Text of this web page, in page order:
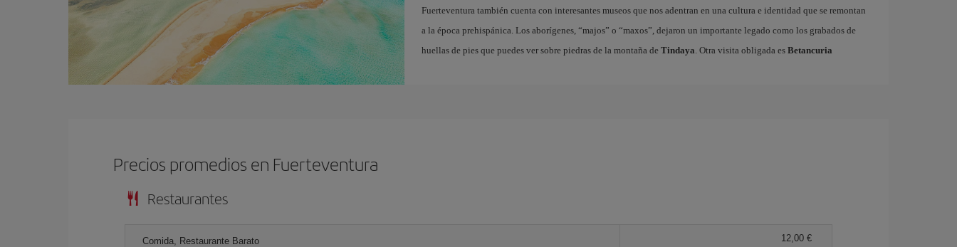
Fuerteventura también cuenta con interesantes museos que nos adentran en una cultura e identidad que se remontan
a la época prehispánica. Los aborígenes, “majos” o “maxos”, dejaron un importante legado como los grabados de
huellas de pies que puedes ver sobre piedras de la montaña de Tindaya. Otra visita obligada es Betancuria
Precios promedios en Fuerteventura
Restaurantes
Comida, Restaurante Barato 12,00 €